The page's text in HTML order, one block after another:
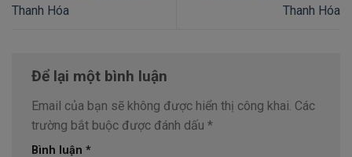
Thanh Hóa
Thanh Hóa
Để lại một bình luận
Email của bạn sẽ không được hiển thị công khai. Các
trường bắt buộc được đánh dấu *
Bình luận *